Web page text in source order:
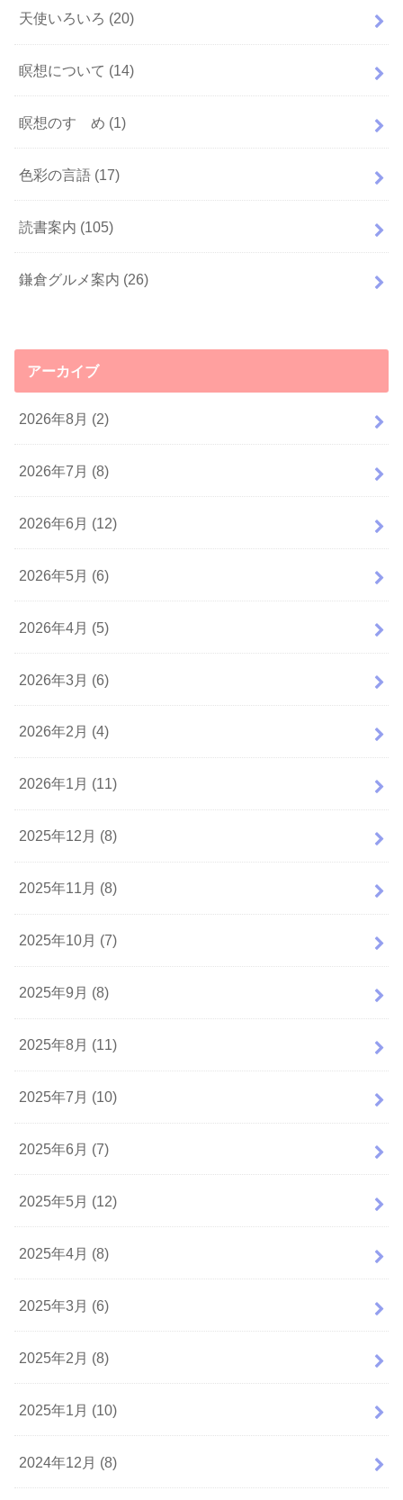
天使いろいろ (20)
瞑想について (14)
瞑想のすゝめ (1)
色彩の言語 (17)
読書案内 (105)
鎌倉グルメ案内 (26)
アーカイブ
2026年8月 (2)
2026年7月 (8)
2026年6月 (12)
2026年5月 (6)
2026年4月 (5)
2026年3月 (6)
2026年2月 (4)
2026年1月 (11)
2025年12月 (8)
2025年11月 (8)
2025年10月 (7)
2025年9月 (8)
2025年8月 (11)
2025年7月 (10)
2025年6月 (7)
2025年5月 (12)
2025年4月 (8)
2025年3月 (6)
2025年2月 (8)
2025年1月 (10)
2024年12月 (8)